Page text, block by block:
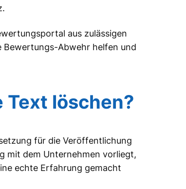
aus zulässigen
Bewertungs-Abwehr helfen und
Text löschen?
für die Veröffentlichung
mit dem Unternehmen vorliegt,
echte Erfahrung gemacht